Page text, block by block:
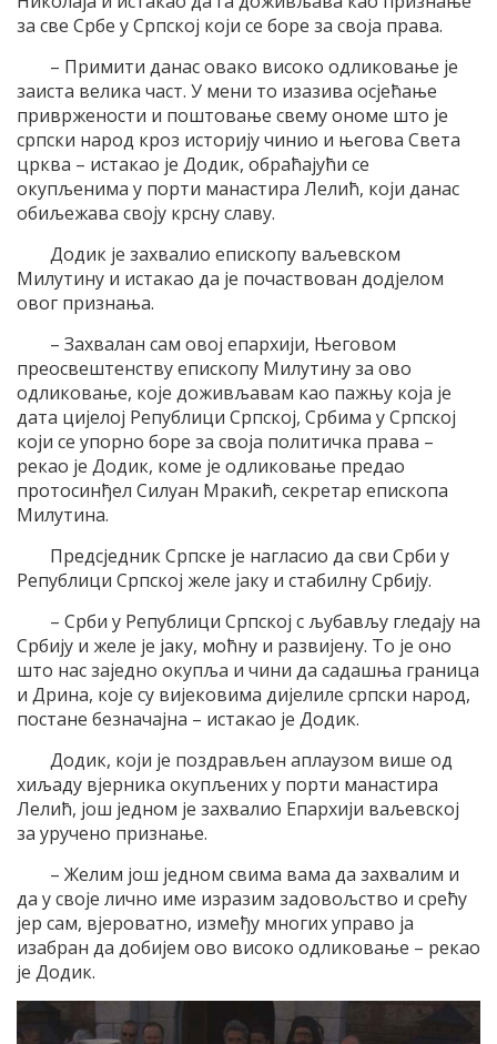
за све Србе у Српској који се боре за своја права.
– Примити данас овако високо одликовање је
заиста велика част. У мени то изазива осјећање
привржености и поштовање свему ономе што је
српски народ кроз историју чинио и његова Света
црква – истакао је Додик, обраћајући се
окупљенима у порти манастира Лелић, који данас
обиљежава своју крсну славу.
Додик је захвалио епископу ваљевском
Милутину и истакао да је почаствован додјелом
овог признања.
– Захвалан сам овој епархији, Његовом
преосвештенству епископу Милутину за ово
одликовање, које доживљавам као пажњу која је
дата цијелој Републици Српској, Србима у Српској
који се упорно боре за своја политичка права –
рекао је Додик, коме је одликовање предао
протосинђел Силуан Мракић, секретар епископа
Милутина.
Предсједник Српске је нагласио да сви Срби у
Републици Српској желе јаку и стабилну Србију.
– Срби у Републици Српској с љубављу гледају на
Србију и желе је јаку, моћну и развијену. То је оно
што нас заједно окупља и чини да садашња граница
и Дрина, које су вијековима дијелиле српски народ,
постане безначајна – истакао је Додик.
Додик, који је поздрављен аплаузом више од
хиљаду вјерника окупљених у порти манастира
Лелић, још једном је захвалио Епархији ваљевској
за уручено признање.
– Желим још једном свима вама да захвалим и
да у своје лично име изразим задовољство и срећу
јер сам, вјероватно, између многих управо ја
изабран да добијем ово високо одликовање – рекао
је Додик.